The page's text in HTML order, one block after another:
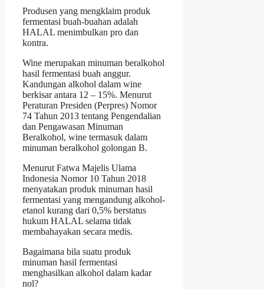
Produsen yang mengklaim produk
fermentasi buah-buahan adalah
HALAL menimbulkan pro dan
kontra.
Wine merupakan minuman beralkohol
hasil fermentasi buah anggur.
Kandungan alkohol dalam wine
berkisar antara 12 – 15%. Menurut
Peraturan Presiden (Perpres) Nomor
74 Tahun 2013 tentang Pengendalian
dan Pengawasan Minuman
Beralkohol, wine termasuk dalam
minuman beralkohol golongan B.
Menurut Fatwa Majelis Ulama
Indonesia Nomor 10 Tahun 2018
menyatakan produk minuman hasil
fermentasi yang mengandung alkohol-
etanol kurang dari 0,5% berstatus
hukum HALAL selama tidak
membahayakan secara medis.
Bagaimana bila suatu produk
minuman hasil fermentasi
menghasilkan alkohol dalam kadar
nol?